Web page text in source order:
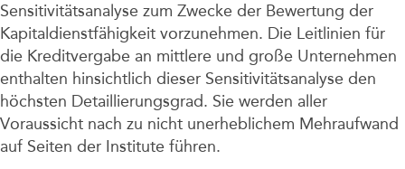
Sensitivitätsanalyse zum Zwecke der Bewertung der
Kapitaldienstfähigkeit vorzunehmen. Die Leitlinien für
die Kreditvergabe an mittlere und große Unternehmen
enthalten hinsichtlich dieser Sensitivitätsanalyse den
höchsten Detaillierungsgrad. Sie werden aller
Voraussicht nach zu nicht unerheblichem Mehraufwand
auf Seiten der Institute führen.